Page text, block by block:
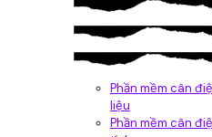
Phần mềm cân
liệu
Phần mềm cân